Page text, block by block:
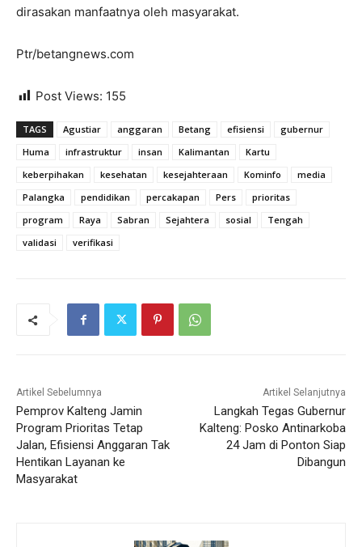
dirasakan manfaatnya oleh masyarakat.
Ptr/betangnews.com
Post Views: 155
TAGS Agustiar anggaran Betang efisiensi
gubernur
Huma
infrastruktur insan Kalimantan
Kartu
keberpihakan
kesehatan kesejahteraan Kominfo
media
Palangka
pendidikan percakapan Pers
prioritas
program
Raya Sabran Sejahtera sosial
Tengah
validasi
verifikasi
Artikel Sebelumnya
Pemprov Kalteng Jamin
Program Prioritas Tetap
Jalan, Efisiensi Anggaran Tak
Hentikan Layanan ke
Masyarakat
Artikel Selanjutnya
Langkah Tegas Gubernur
Kalteng: Posko Antinarkoba
24 Jam di Ponton Siap
Dibangun